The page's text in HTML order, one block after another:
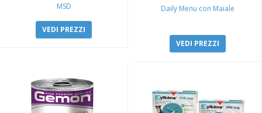
MSD
VEDI PREZZI
Daily Menu con Maiale
VEDI PREZZI